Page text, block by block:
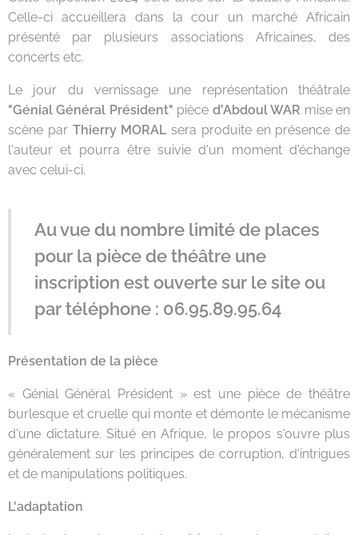
Celle-ci accueillera dans la cour un marché Africain
présenté par plusieurs associations Africaines, des
concerts etc.
Le jour du vernissage une représentation théâtrale
"Génial Général Président" pièce d'Abdoul WAR mise en
scène par Thierry MORAL sera produite en présence de
l'auteur et pourra être suivie d'un moment d'échange
avec celui-ci.
Au vue du nombre limité de places
pour la pièce de théâtre une
inscription est ouverte sur le site ou
par téléphone : 06.95.89.95.64
Présentation de la pièce
« Génial Général Président » est une pièce de théâtre
burlesque et cruelle qui monte et démonte le mécanisme
d'une dictature. Situé en Afrique, le propos s'ouvre plus
généralement sur les principes de corruption, d'intrigues
et de manipulations politiques.
L'adaptation